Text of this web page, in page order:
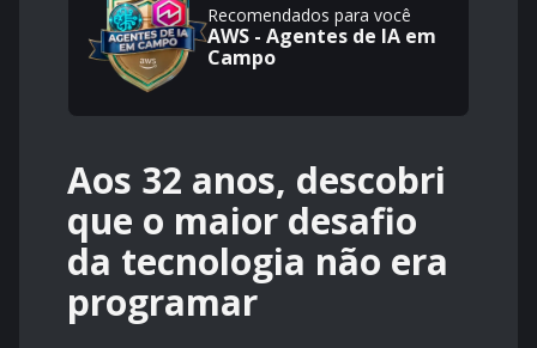
Recomendados para você
AWS - Agentes de IA em
Campo
Aos 32 anos, descobri
que o maior desafio
da tecnologia não era
programar